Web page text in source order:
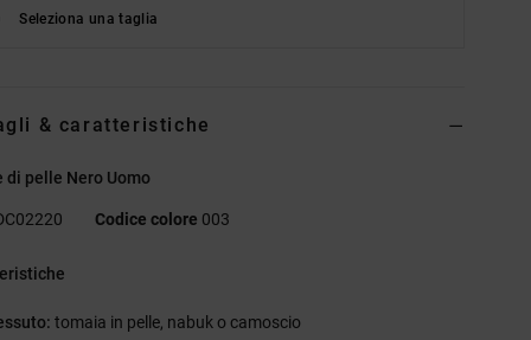
Seleziona una taglia
& caratteristiche
di pelle Nero Uomo
Codice colore 003
tomaia in pelle, nabuk o camoscio